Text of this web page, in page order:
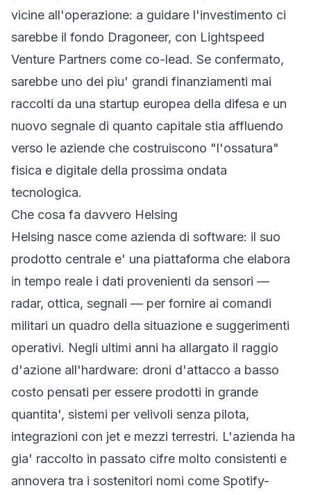
vicine all'operazione: a guidare l'investimento ci
sarebbe il fondo Dragoneer, con Lightspeed
Venture Partners come co-lead. Se confermato,
sarebbe uno dei piu' grandi finanziamenti mai
raccolti da una startup europea della difesa e un
nuovo segnale di quanto capitale stia affluendo
verso le aziende che costruiscono "l'ossatura"
fisica e digitale della prossima ondata
tecnologica.
Che cosa fa davvero Helsing
Helsing nasce come azienda di software: il suo
prodotto centrale e' una piattaforma che elabora
in tempo reale i dati provenienti da sensori —
radar, ottica, segnali — per fornire ai comandi
militari un quadro della situazione e suggerimenti
operativi. Negli ultimi anni ha allargato il raggio
d'azione all'hardware: droni d'attacco a basso
costo pensati per essere prodotti in grande
quantita', sistemi per velivoli senza pilota,
integrazioni con jet e mezzi terrestri. L'azienda ha
gia' raccolto in passato cifre molto consistenti e
annovera tra i sostenitori nomi come Spotify-